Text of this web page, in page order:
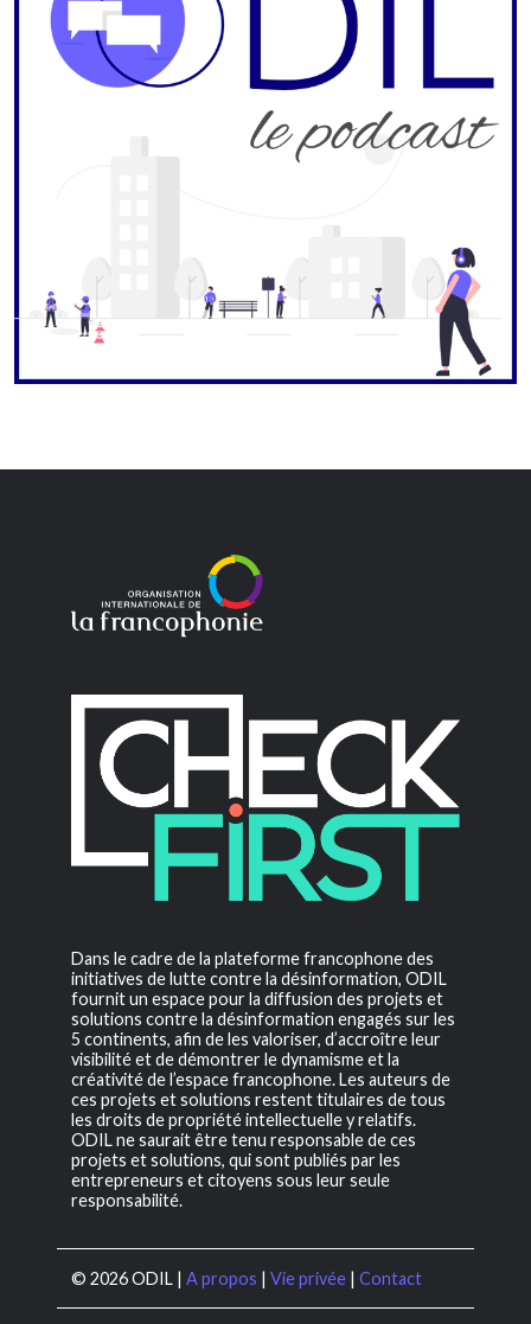
Dans le cadre de la plateforme francophone des
initiatives de lutte contre la désinformation, ODIL
fournit un espace pour la diffusion des projets et
solutions contre la désinformation engagés sur les
5 continents, afin de les valoriser, d’accroître leur
visibilité et de démontrer le dynamisme et la
créativité de l’espace francophone. Les auteurs de
ces projets et solutions restent titulaires de tous
les droits de propriété intellectuelle y relatifs.
ODIL ne saurait être tenu responsable de ces
projets et solutions, qui sont publiés par les
entrepreneurs et citoyens sous leur seule
responsabilité.
© 2026 ODIL | A propos | Vie privée | Contact